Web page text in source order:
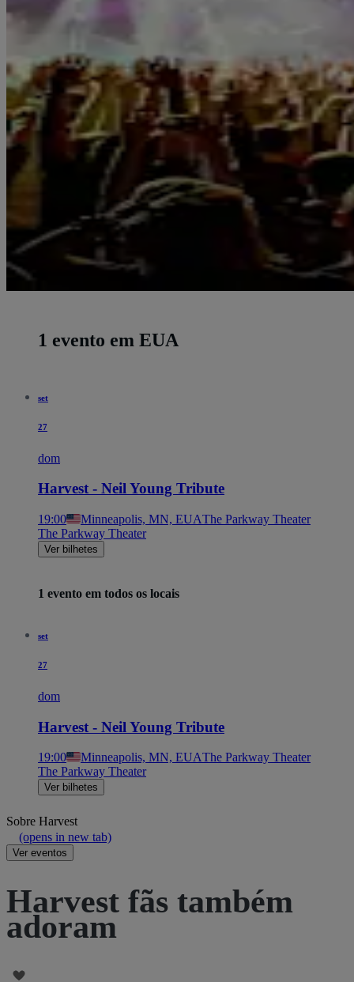
1 evento em EUA
set
27
dom
Harvest - Neil Young Tribute
19:00 Minneapolis, MN, EUAThe Parkway Theater
The Parkway Theater
Ver bilhetes
1 evento em todos os locais
set
27
dom
Harvest - Neil Young Tribute
19:00 Minneapolis, MN, EUAThe Parkway Theater
The Parkway Theater
Ver bilhetes
Sobre Harvest
(opens in new tab)
Ver eventos
Harvest fãs também
adoram